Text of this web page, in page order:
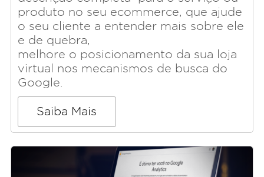
produto no seu ecommerce, que ajude
o seu cliente a entender mais sobre ele
e de quebra,
melhore o posicionamento da sua loja
virtual nos mecanismos de busca do
Google.
Saiba Mais